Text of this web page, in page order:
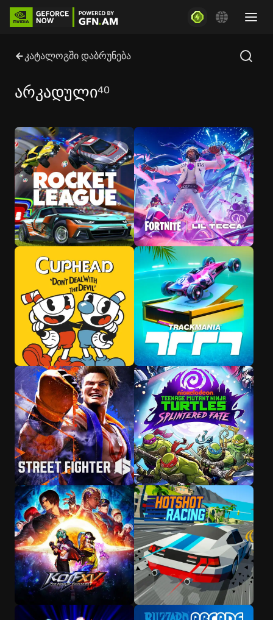
კატალოგში დაბრუნება
არკადული40